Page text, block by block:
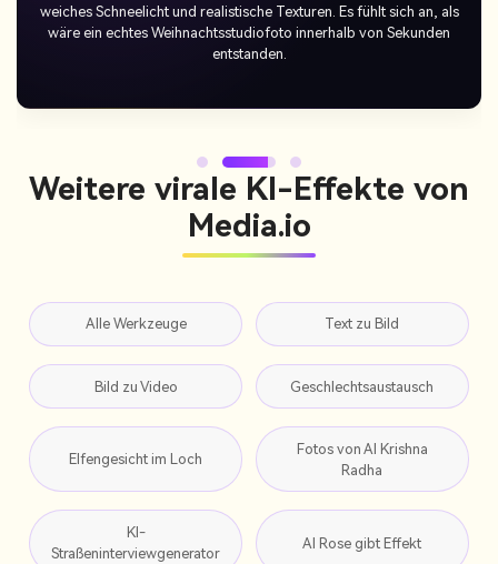
Weihnachtsmann-Fotos auf TikTok gepostet – die Reaktion war
fantastisch! Jeder liebte es, wie authentisch und fröhlich es aussah
und es wurde schnell zu meinem Lieblings-Urlaubs-Post.
Weitere virale KI-Effekte von
Media.io
Alle Werkzeuge Text zu Bild
Bild zu Video Geschlechtsaustausch
Elfengesicht im Loch
Fotos von AI Krishna
Radha
KI-
Straßeninterviewgenerator
AI Rose gibt Effekt